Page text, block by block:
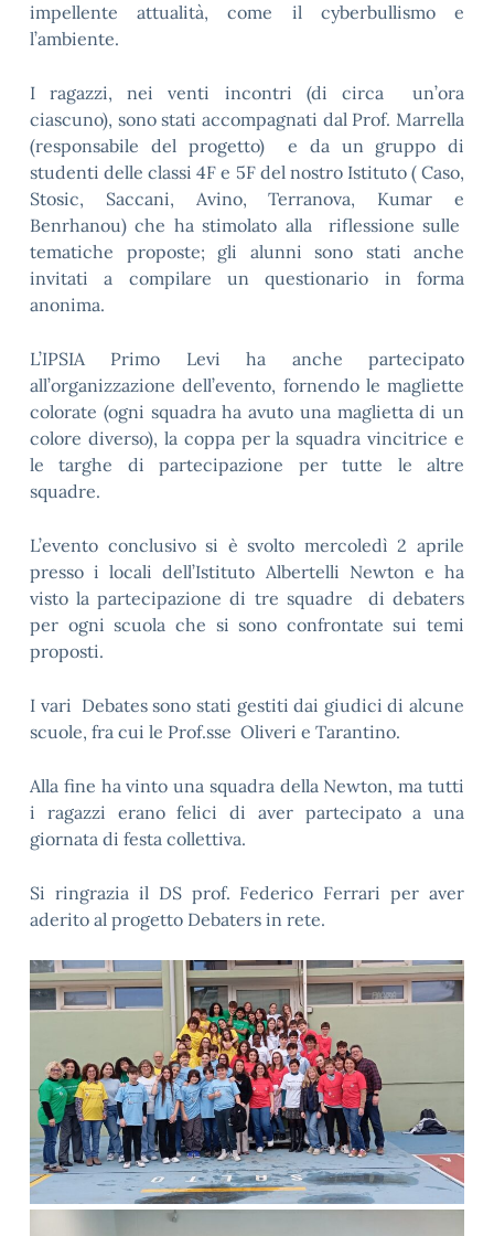
impellente attualità, come il cyberbullismo e
l’ambiente.
I ragazzi, nei venti incontri (di circa un’ora
ciascuno), sono stati accompagnati dal Prof. Marrella
(responsabile del progetto) e da un gruppo di
studenti delle classi 4F e 5F del nostro Istituto ( Caso,
Stosic, Saccani, Avino, Terranova, Kumar e
Benrhanou) che ha stimolato alla riflessione sulle
tematiche proposte; gli alunni sono stati anche
invitati a compilare un questionario in forma
anonima.
L’IPSIA Primo Levi ha anche partecipato
all’organizzazione dell’evento, fornendo le magliette
colorate (ogni squadra ha avuto una maglietta di un
colore diverso), la coppa per la squadra vincitrice e
le targhe di partecipazione per tutte le altre
squadre.
L’evento conclusivo si è svolto mercoledì 2 aprile
presso i locali dell’Istituto Albertelli Newton e ha
visto la partecipazione di tre squadre di debaters
per ogni scuola che si sono confrontate sui temi
proposti.
I vari Debates sono stati gestiti dai giudici di alcune
scuole, fra cui le Prof.sse Oliveri e Tarantino.
Alla fine ha vinto una squadra della Newton, ma tutti
i ragazzi erano felici di aver partecipato a una
giornata di festa collettiva.
Si ringrazia il DS prof. Federico Ferrari per aver
aderito al progetto Debaters in rete.